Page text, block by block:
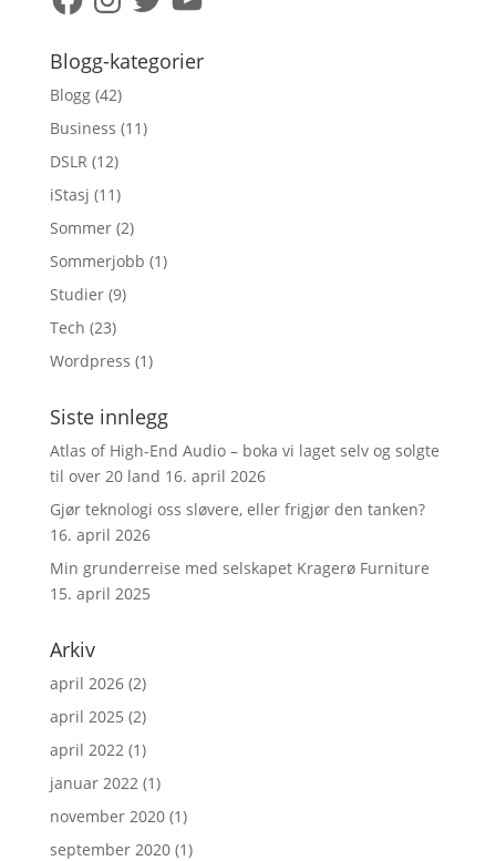
Blogg-kategorier
Blogg(42)
Business (11)
DSLR (12)
iStasj (11)
Sommer(2)
Sommerjobb (1)
Studier(9)
Tech (23)
Wordpress (1)
Siste innlegg
Atlas of High-End Audio – boka vi laget selv og solgte
til over 20 land 16. april 2026
Gjør teknologi oss sløvere, eller frigjør den tanken?
16. april 2026
Min grunderreise med selskapet Kragerø Furniture
15. april 2025
Arkiv
april 2026(2)
april 2025 (2)
april 2022(1)
januar 2022(1)
november 2020(1)
september 2020(1)